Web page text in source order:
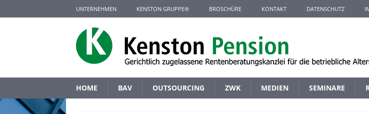
UNTERNEHMEN KENSTON GRUPPE® BROSCHÜRE KONTAKT DATENSCHUTZ
HOME BAV OUTSOURCING ZWK MEDIEN SEMINARE